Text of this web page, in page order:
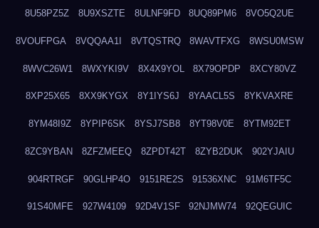
8U58PZ5Z 8U9XSZTE 8ULNF9FD 8UQ89PM6 8VO5Q2UE
8VOUFPGA 8VQQAA1I 8VTQSTRQ 8WAVTFXG 8WSU0MSW
8WVC26W1 8WXYKI9V 8X4X9YOL 8X79OPDP 8XCY80VZ
8XP25X65 8XX9KYGX 8Y1IYS6J 8YAACL5S 8YKVAXRE
8YM48I9Z 8YPIP6SK 8YSJ7SB8 8YT98V0E 8YTM92ET
8ZC9YBAN 8ZFZMEEQ 8ZPDT42T 8ZYB2DUK 902YJAIU
904RTRGF 90GLHP4O 9151RE2S 91536XNC 91M6TF5C
91S40MFE 927W4109 92D4V1SF 92NJMW74 92QEGUIC